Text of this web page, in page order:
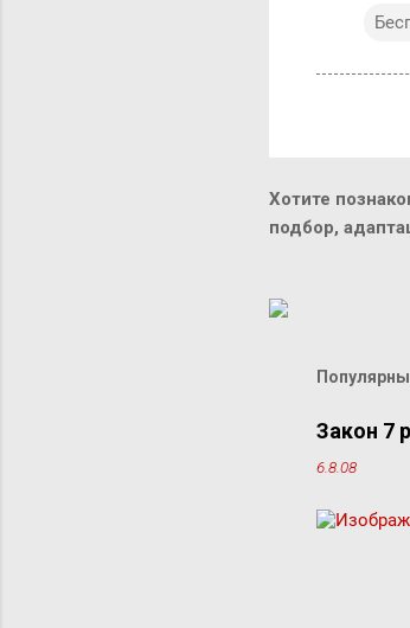
Хотите
подбор,
Закон 7
6.8.08